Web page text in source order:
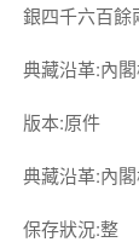
銀四千六百餘
典藏沿革:內
版本:原件
典藏沿革:內
保存狀況:整